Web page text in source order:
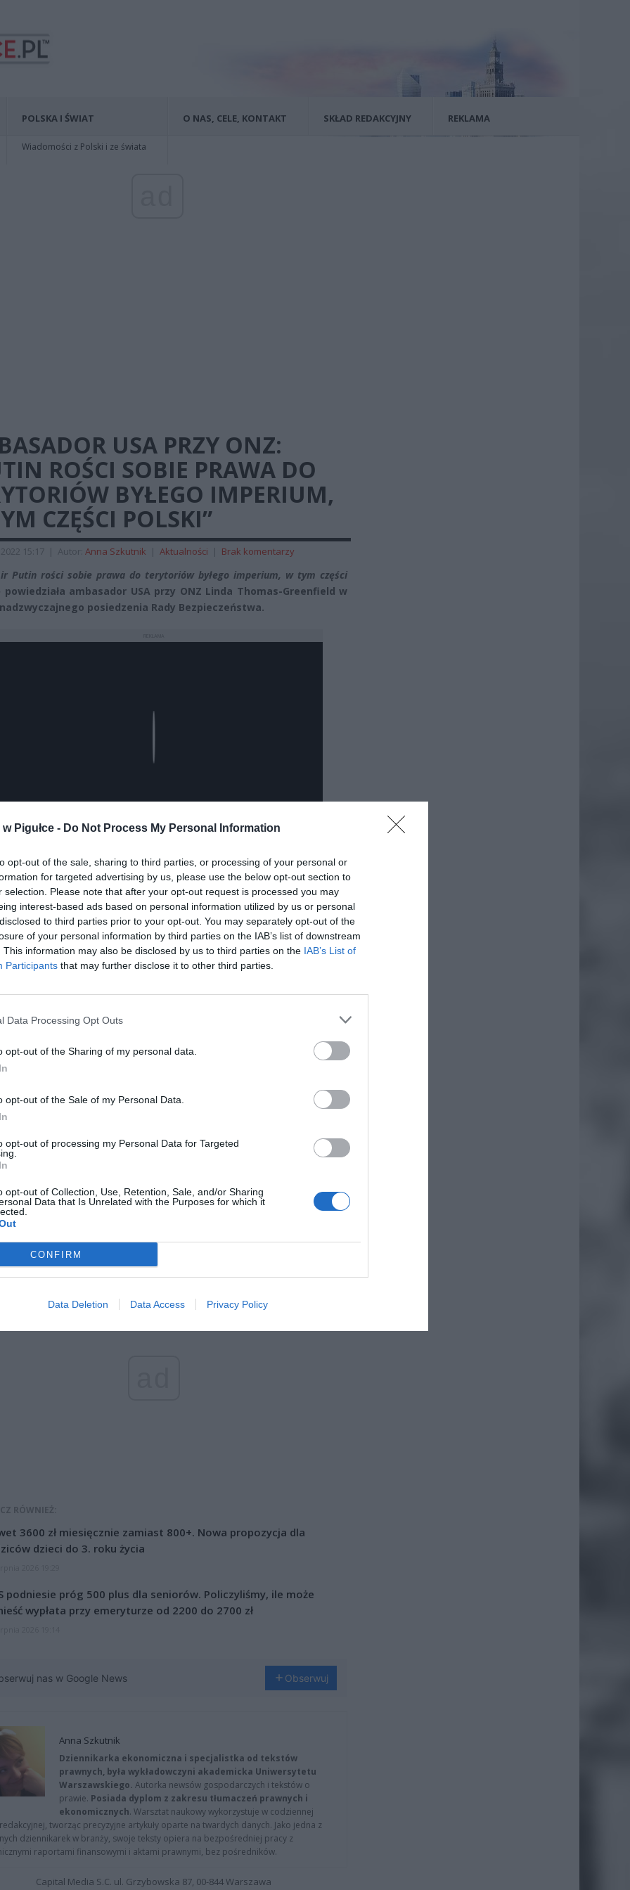
Pigułce - Do Not Process My Personal Information
opt-out of the sale, sharing to third parties, or processing of your personal or
for targeted advertising by us, please use the below opt-out section to
selection. Please note that after your opt-out request is processed you may
interest-based ads based on personal information utilized by us or personal
to third parties prior to your opt-out. You may separately opt-out of the
of your personal information by third parties on the IAB’s list of downstream
This information may also be disclosed by us to third parties on the IAB’s List of
Participants that may further disclose it to other third parties.
Data Processing Opt Outs
opt-out of the Sharing of my personal data.
opt-out of the Sale of my Personal Data.
opt-out of processing my Personal Data for Targeted
opt-out of Collection, Use, Retention, Sale, and/or Sharing
Data that Is Unrelated with the Purposes for which it
CONFIRM
Data Deletion Data Access Privacy Policy
POLSKA I ŚWIAT
Wiadomości z Polski i ze świata
O NAS, CELE, KONTAKT SKŁAD REDAKCYJNY REKLAMA
USA PRZY ONZ:
ROŚCI SOBIE PRAWA DO
BYŁEGO IMPERIUM,
CZĘŚCI POLSKI”
15:17 | Autor: Anna Szkutnik | Aktualności | Brak komentarzy
Putin rości sobie prawa do terytoriów byłego imperium, w tym części
powiedziała ambasador USA przy ONZ Linda Thomas-Greenfield w
posiedzenia Rady Bezpieczeństwa.
nas do preferowanych źródeł w Google Dodaj
Fot. Warszawa w Pigułce
uznanie „republik” w Donbasie jest próbą stworzenia pretekstu do
Ukraińska armia podczas ostrzałów na zajętym przez Putina
poważniejsza.
RÓWNIEŻ:
3600 zł miesięcznie zamiast 800+. Nowa propozycja dla
dzieci do 3. roku życia
podniesie próg 500 plus dla seniorów. Policzyliśmy, ile może
wypłata przy emeryturze od 2200 do 2700 zł
nas w Google News Obserwuj
Anna Szkutnik
Dziennikarka ekonomiczna i specjalistka od tekstów
prawnych, była wykładowczyni akademicka Uniwersytetu
Warszawskiego. Autorka newsów gospodarczych i tekstów o
prawie. Posiada dyplom z zakresu tłumaczeń prawnych i
ekonomicznych. Warsztat naukowy wykorzystuje w codziennej
tworząc precyzyjne artykuły oparte na twardych danych. Jako jedna z
dziennikarek w branży, swoje teksty opiera na bezpośredniej pracy z
raportami finansowymi i aktami prawnymi, bez pośredników.
Capital Media S.C. ul. Grzybowska 87, 00-844 Warszawa